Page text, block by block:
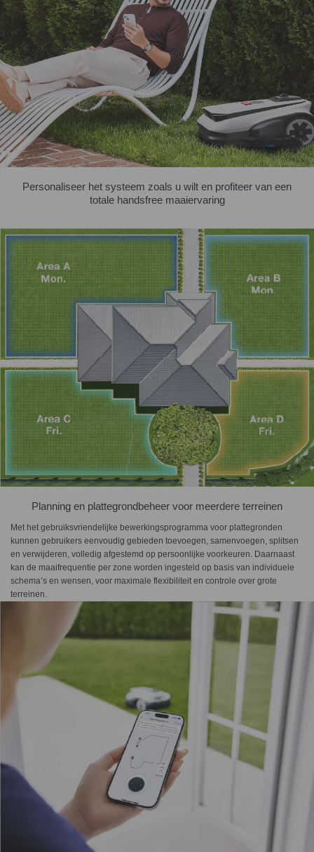
Personaliseer het systeem zoals u wilt en profiteer van een
totale handsfree maaiervaring
Planning en plattegrondbeheer voor meerdere terreinen
Met het gebruiksvriendelijke bewerkingsprogramma voor plattegronden
kunnen gebruikers eenvoudig gebieden toevoegen, samenvoegen, splitsen
en verwijderen, volledig afgestemd op persoonlijke voorkeuren. Daarnaast
kan de maaifrequentie per zone worden ingesteld op basis van individuele
schema’s en wensen, voor maximale flexibiliteit en controle over grote
terreinen.